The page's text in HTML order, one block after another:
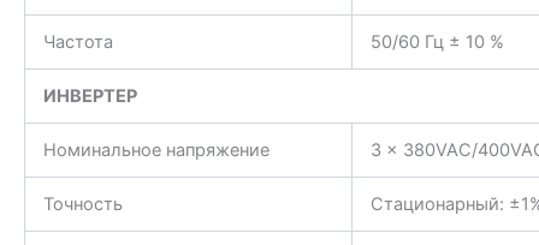
Частота 50/60 Гц ± 10 %
ИНВЕРТЕР
Номинальное напряжение 3 x 380VAC/
Точность Стационарный: